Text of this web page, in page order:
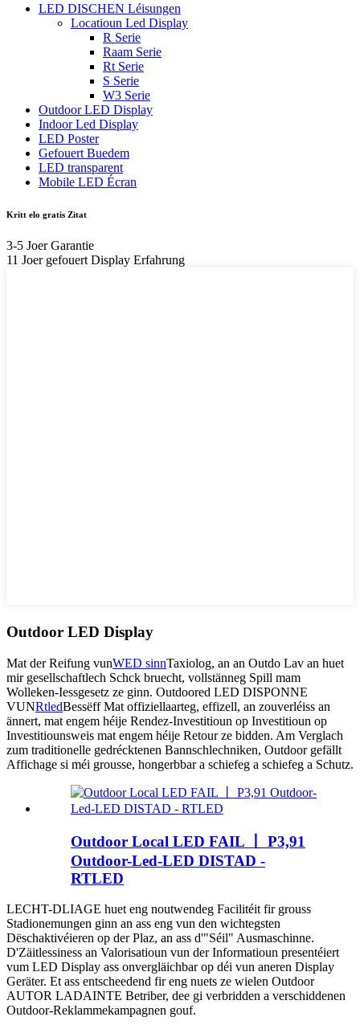
LED DISCHEN Léisungen
Locatioun Led Display
R Serie
Raam Serie
Rt Serie
S Serie
W3 Serie
Outdoor LED Display
Indoor Led Display
LED Poster
Gefouert Buedem
LED transparent
Mobile LED Écran
Kritt elo gratis Zitat
3-5 Joer Garantie
11 Joer gefouert Display Erfahrung
Outdoor LED Display
Mat der Reifung vunWED sinnTaxiolog, an an Outdo Lav an huet
mir gesellschaftlech Schck bruecht, vollstänneg Spill mam
Wolleken-Iessgesetz ze ginn. Outdoored LED DISPONNE
VUNRtledBessëff Mat offiziellaarteg, effizell, an zouverléiss an
ännert, mat engem héije Rendez-Investitioun op Investitioun op
Investitiounsweis mat engem héije Retour ze bidden. Am Verglach
zum traditionelle gedrécktenen Bannschlechniken, Outdoor gefällt
Affichage si méi grousse, hongerbbar a schiefeg a schiefeg a Schutz.
Outdoor Local LED FAIL 丨 P3,91
Outdoor-Led-LED DISTAD -
RTLED
LECHT-DLIAGE huet eng noutwendeg Facilitéit fir grouss
Stadionemungen ginn an ass eng vun den wichtegsten
Dëschaktivéieren op der Plaz, an ass d'"Séil" Ausmaschinne.
D'Zäitlessiness an Valorisatioun vun der Informatioun presentéiert
vum LED Display ass onvergläichbar op déi vun aneren Display
Geräter. Et ass entscheedend fir eng nuets ze wielen Outdoor
AUTOR LADAINTE Betriber, dee gi verbridden a verschiddenen
Outdoor-Reklammekampagnen gouf.